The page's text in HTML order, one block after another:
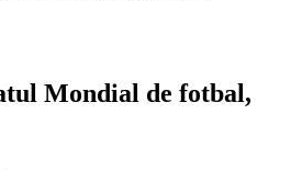
Mondial de fotbal,